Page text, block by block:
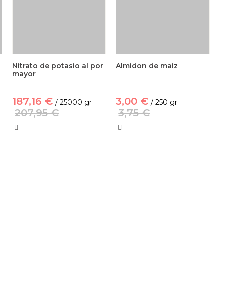
Nitrato de potasio al por
mayor
187,16 € / 25000 gr
207,95 €
Almidon de maiz
3,00 € / 250 gr
3,75 €